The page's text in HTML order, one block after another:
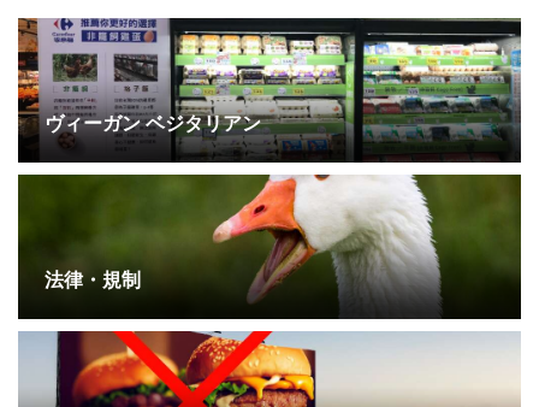
ヴィーガン ベジタリアン
法律・規制